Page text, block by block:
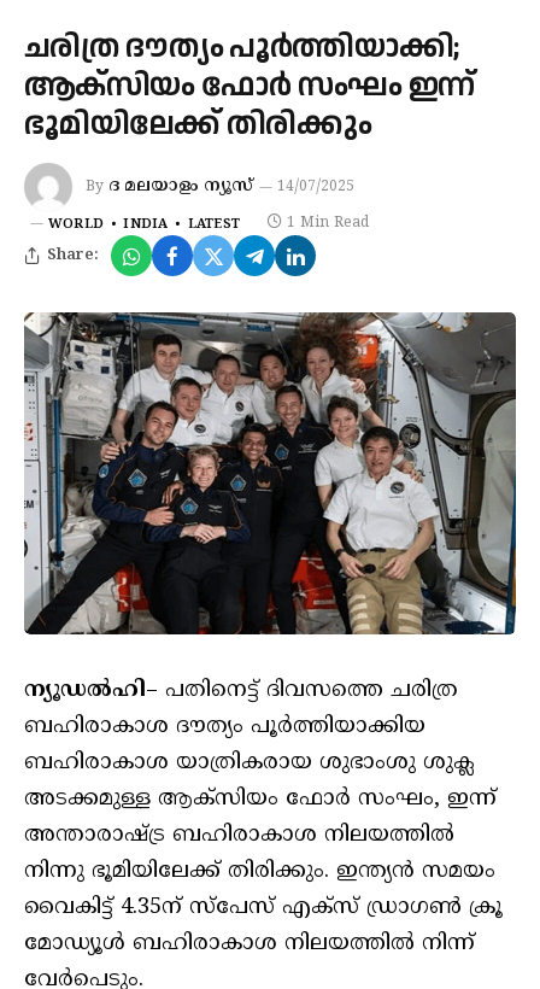
ചരിത്ര ദൗത്യം പൂർത്തിയാക്കി;
ആക്‌സിയം ഫോര്‍ സംഘം ഇന്ന്
ഭൂമിയിലേക്ക് തിരിക്കും
By ദ മലയാളം ന്യൂസ് 14/07/2025
WORLD INDIA LATEST 1 Min Read
Share:
ന്യൂഡൽഹി– പതിനെട്ട് ദിവസത്തെ ചരിത്ര
ബഹിരാകാശ ദൗത്യം പൂര്‍ത്തിയാക്കിയ
ബഹിരാകാശ യാത്രികരായ ശുഭാംശു ശുക്ല
അടക്കമുള്ള ആക്‌സിയം ഫോർ സംഘം, ഇന്ന്
അന്താരാഷ്ട്ര ബഹിരാകാശ നിലയത്തിൽ
നിന്നു ഭൂമിയിലേക്ക് തിരിക്കും. ഇന്ത്യൻ സമയം
വൈകിട്ട് 4.35ന് സ്പേസ് എക്‌സ് ഡ്രാഗൺ ക്രൂ
മോഡ്യൂൾ ബഹിരാകാശ നിലയത്തിൽ നിന്ന്
വേർപെടും.